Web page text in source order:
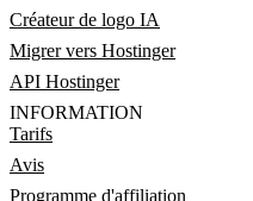
Créateur de logo IA
Migrer vers Hostinger
API Hostinger
INFORMATION
Tarifs
Avis
Programme d'affiliation